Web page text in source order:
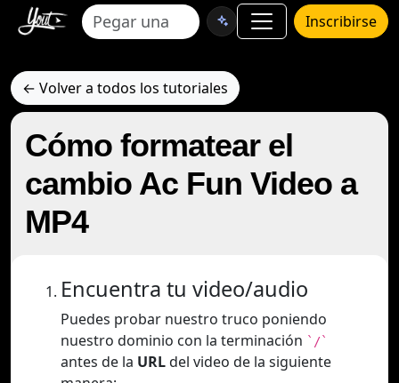
Inscribirse
← Volver a todos los tutoriales
Cómo formatear el
cambio Ac Fun Video a
MP4
Encuentra tu video/audio
Puedes probar nuestro truco poniendo
nuestro dominio con la terminación `/`
antes de la URLdel video de la siguiente